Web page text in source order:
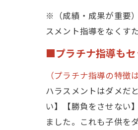
※（成績・成果が重要
スメント指導をなくす
■プラチナ指導も
（プラチナ指導の特徴
ハラスメントはダメだ
い】【勝負をさせない
ました。これも子供を